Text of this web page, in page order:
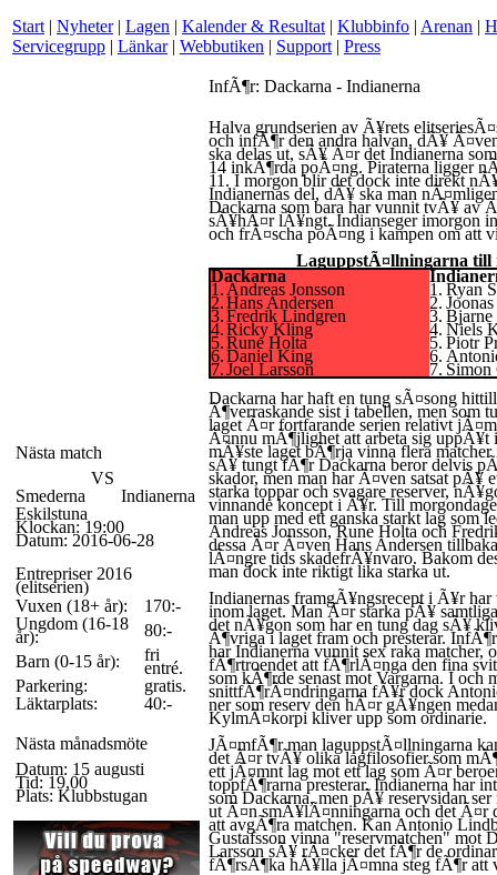
Start | Nyheter| Lagen | Kalender & Resultat | Klubbinfo | Arenan |
Servicegrupp | Länkar| Webbutiken | Support | Press
Nästa match
VS
Smederna
Indianerna
Eskilstuna
Klockan: 19:00
Datum: 2016-06-28
Entrepriser 2016
(elitserien)
Vuxen (18+ år):
170:-
Ungdom (16-18
år):
80:-
Barn (0-15 år):
fri
entré.
Parkering:
gratis.
Läktarplats:
40:-
Nästa månadsmöte
Datum: 15 augusti
Tid: 19,00
Plats: Klubbstugan
InfÃ¶r: Dackarna - Indianerna
Halva grundserien av Ã¥rets
och infÃ¶r den andra halvan, dÃ¥
ska delas ut, sÃ¥ Ã¤r det Indianerna
14 inkÃ¶rda poÃ¤ng. Piraterna ligger
11. I morgon blir det dock inte direkt
Indianernas del, dÃ¥ ska man
Dackarna som bara har vunnit tvÃ¥ av
sÃ¥hÃ¤r lÃ¥ngt. Indianseger imorgon
och frÃ¤scha poÃ¤ng i kampen om att
LaguppstÃ¤llningarna till
Dackarna
1. Andreas Jonsson 1. Ryan
2.Hans Andersen 2.
3.Fredrik Lindgren 3. Bjarne
4.Ricky Kling 4. Niels
5.Rune Holta 5. Piotr
6.Daniel King 6.
7.Joel Larsson 7. Simon
Dackarna har haft en tung sÃ¤song
Ã¶verraskande sist i tabellen, men
laget Ã¤r fortfarande serien relativt
Ã¤nnu mÃ¶jlighet att arbeta sig uppÃ¥t
mÃ¥ste laget bÃ¶rja vinna flera
sÃ¥ tungt fÃ¶r Dackarna beror delvis
skador, men man har Ã¤ven satsat pÃ¥
starka toppar och svagare reserver,
vinnande koncept i Ã¥r. Till
man upp med ett ganska starkt lag som
Andreas Jonsson, Rune Holta och
dessa Ã¤r Ã¤ven Hans Andersen
lÃ¤ngre tids skadefrÃ¥nvaro. Bakom
man dock inte riktigt lika starka ut.
Indianernas framgÃ¥ngsrecept i Ã¥r
inom laget. Man Ã¤r starka pÃ¥
det nÃ¥gon som har en tung dag sÃ¥
Ã¶vriga i laget fram och presterar.
har Indianerna vunnit sex raka matcher,
fÃ¶rtroendet att fÃ¶rlÃ¤nga den fina
som kÃ¶rde senast mot Vargarna. I och
snittfÃ¶rÃ¤ndringarna fÃ¥r dock
ner som reserv den hÃ¤r gÃ¥ngen
KylmÃ¤korpi kliver upp som ordinarie.
JÃ¤mfÃ¶r man laguppstÃ¤llningarna
det Ã¤r tvÃ¥ olika lagfilosofier som
ett jÃ¤mnt lag mot ett lag som Ã¤r
toppfÃ¶rarna presterar. Indianerna har
som Dackarna, men pÃ¥ reservsidan
ut Ã¤n smÃ¥lÃ¤nningarna och det Ã¤r
att avgÃ¶ra matchen. Kan Antonio
Gustafsson vinna "reservmatchen" mot
Larsson sÃ¥ rÃ¤cker det fÃ¶r de
fÃ¶rsÃ¶ka hÃ¥lla jÃ¤mna steg fÃ¶r att